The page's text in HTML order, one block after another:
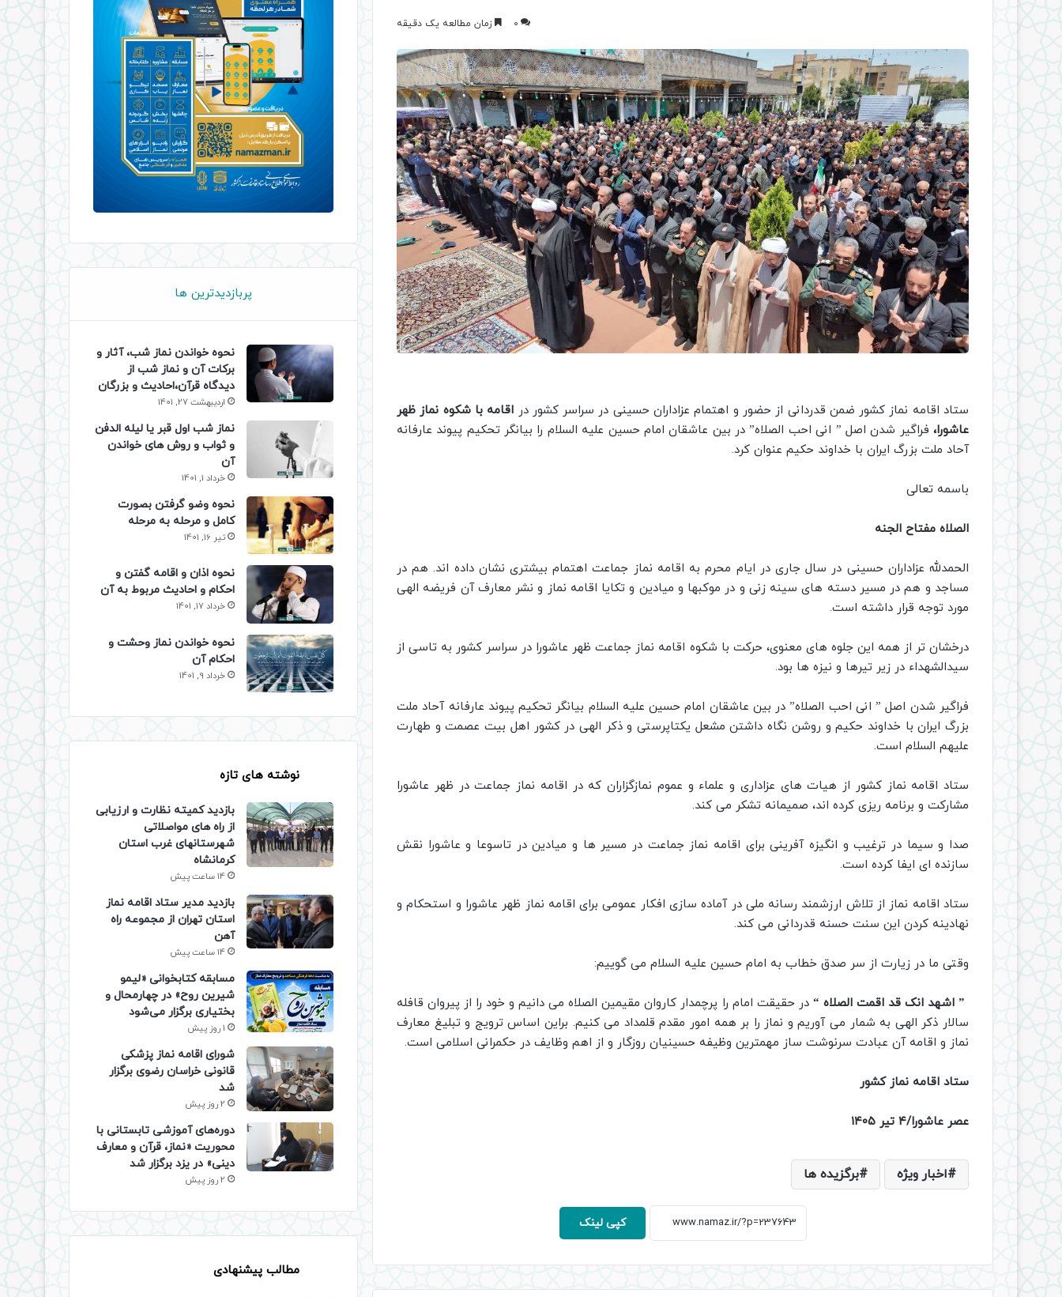
0 زمان مطالعه یک دقیقه
ستاد اقامه نماز کشور ضمن قدردانی از حضور و اهتمام عزاداران حسینی در سراسر کشور در اقامه با شکوه نماز ظهر
عاشورا، فراگیر شدن اصل ” انی احب الصلاه” در بین عاشقان امام حسین علیه السلام را بیانگر تحکیم پیوند عارفانه
آحاد ملت بزرگ ایران با خداوند حکیم عنوان کرد.
باسمه تعالی
الصلاه مفتاح الجنه
الحمدلله عزاداران حسینی در سال جاری در ایام محرم به اقامه نماز جماعت اهتمام بیشتری نشان داده اند. هم در
مساجد و هم در مسیر دسته های سینه زنی و در موکبها و میادین و تکایا اقامه نماز و نشر معارف آن فریضه الهی
مورد توجه قرار داشته است.
درخشان تر از همه این جلوه های معنوی، حرکت با شکوه اقامه نماز جماعت ظهر عاشورا در سراسر کشور به تاسی از
سیدالشهداء در زیر تیرها و نیزه ها بود.
فراگیر شدن اصل ” انی احب الصلاه” در بین عاشقان امام حسین علیه السلام بیانگر تحکیم پیوند عارفانه آحاد ملت
بزرگ ایران با خداوند حکیم و روشن نگاه داشتن مشعل یکتاپرستی و ذکر الهی در کشور اهل بیت عصمت و طهارت
علیهم السلام است.
ستاد اقامه نماز کشور از هیات های عزاداری و علماء و عموم نمازگزاران که در اقامه نماز جماعت در ظهر عاشورا
مشارکت و برنامه ریزی کرده اند، صمیمانه تشکر می کند.
صدا و سیما در ترغیب و انگیزه آفرینی برای اقامه نماز جماعت در مسیر ها و میادین در تاسوعا و عاشورا نقش
سازنده ای ایفا کرده است.
ستاد اقامه نماز از تلاش ارزشمند رسانه ملی در آماده سازی افکار عمومی برای اقامه نماز ظهر عاشورا و استحکام و
نهادینه کردن این سنت حسنه قدردانی می کند.
وقتی ما در زیارت از سر صدق خطاب به امام حسین علیه السلام می گوییم:
” اشهد انک قد اقمت الصلاه “ در حقیقت امام را پرچمدار کاروان مقیمین الصلاه می دانیم و خود را از پیروان قافله
سالار ذکر الهی به شمار می آوریم و نماز را بر همه امور مقدم قلمداد می کنیم. براین اساس ترویج و تبلیغ معارف
نماز و اقامه آن عبادت سرنوشت ساز مهمترین وظیفه حسینیان روزگار و از اهم وظایف در حکمرانی اسلامی است.
ستاد اقامه نماز کشور
عصر عاشورا/۴ تیر ۱۴۰۵
اخبار ویژه برگزیده ها
کپی لینک
پربازدیدترین ها
نحوه خواندن نماز شب، آثار و
برکات آن و نماز شب از
دیدگاه قرآن،احادیث و بزرگان
اردیبهشت 27, 1401
نماز شب اول قبر یا لیله الدفن
و ثواب و روش های خواندن
آن
خرداد 1, 1401
نحوه وضو گرفتن بصورت
کامل و مرحله به مرحله
تیر 16, 1401
نحوه اذان و اقامه گفتن و
احکام و احادیث مربوط به آن
خرداد 17, 1401
نحوه خواندن نماز وحشت و
احکام آن
خرداد 9, 1401
نوشته های تازه
بازدید کمیته نظارت و ارزیابی
از راه های مواصلاتی
شهرستانهای غرب استان
کرمانشاه
14 ساعت پیش
بازدید مدیر ستاد اقامه نماز
استان تهران از مجموعه راه
آهن
14 ساعت پیش
مسابقه کتابخوانی «لیمو
شیرین روح» در چهارمحال و
بختیاری برگزار می‌شود
1 روز پیش
شورای اقامه نماز پزشکی
قانونی خراسان رضوی برگزار
شد
2 روز پیش
دوره‌های آموزشی تابستانی با
محوریت «نماز، قرآن و معارف
دینی» در یزد برگزار شد
2 روز پیش
مطالب پیشنهادی